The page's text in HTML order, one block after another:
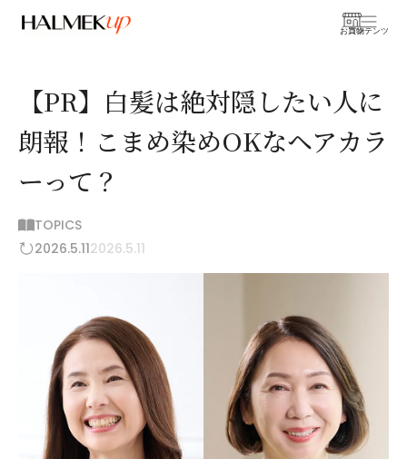
お買物
コンテンツ
【PR】白髪は絶対隠したい人に
朗報！こまめ染めOKなヘアカラ
ーって？
TOPICS
2026.5.112026.5.11